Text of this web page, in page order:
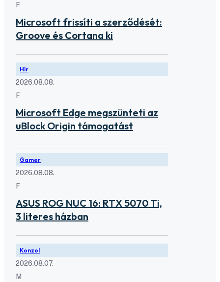
F
Microsoft frissíti a szerződését:
Groove és Cortana ki
Hír
2026.08.08.
F
Microsoft Edge megszünteti az
uBlock Origin támogatást
Gamer
2026.08.08.
F
ASUS ROG NUC 16: RTX 5070 Ti,
3 literes házban
Konzol
2026.08.07.
M